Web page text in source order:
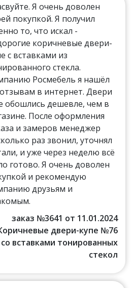
Я очень доволен
покупкой. Я получил
то, что искал -
коричневые двери-
с вставками из
стекла.
Росмебель я нашёл
в интернет. Двери
обошлись дешевле, чем в
После оформления
и замеров менеджер
раз звонил, уточнял
и уже через неделю всё
готово. Я очень доволен
и рекомендую
друзьям и
заказ №3641 от 11.01.2024
двери-купе №76
со вставками тонированных
стекол